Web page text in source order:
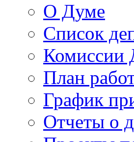
О Думе
Список
Комиссии
План
График
Отчеты о